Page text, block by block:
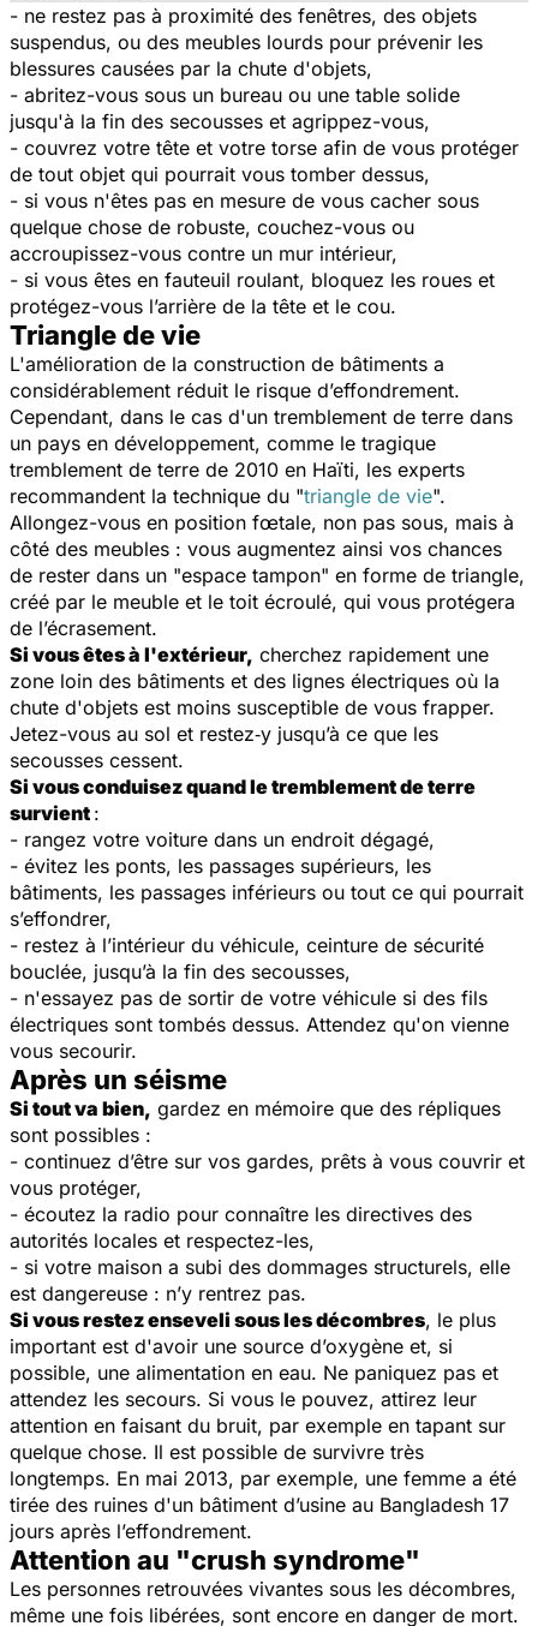
- ne restez pas à proximité des fenêtres, des objets
suspendus, ou des meubles lourds pour prévenir les
blessures causées par la chute d'objets,
- abritez-vous sous un bureau ou une table solide
jusqu'à la fin des secousses et agrippez-vous,
- couvrez votre tête et votre torse afin de vous protéger
de tout objet qui pourrait vous tomber dessus,
- si vous n'êtes pas en mesure de vous cacher sous
quelque chose de robuste, couchez-vous ou
accroupissez-vous contre un mur intérieur,
- si vous êtes en fauteuil roulant, bloquez les roues et
protégez-vous l’arrière de la tête et le cou.
Triangle de vie
L'amélioration de la construction de bâtiments a
considérablement réduit le risque d’effondrement.
Cependant, dans le cas d'un tremblement de terre dans
un pays en développement, comme le tragique
tremblement de terre de 2010 en Haïti, les experts
recommandent la technique du "triangle de vie".
Allongez-vous en position fœtale, non pas sous, mais à
côté des meubles : vous augmentez ainsi vos chances
de rester dans un "espace tampon" en forme de triangle,
créé par le meuble et le toit écroulé, qui vous protégera
de l’écrasement.
Si vous êtes à l'extérieur, cherchez rapidement une
zone loin des bâtiments et des lignes électriques où la
chute d'objets est moins susceptible de vous frapper.
Jetez-vous au sol et restez‑y jusqu’à ce que les
secousses cessent.
Si vous conduisez quand le tremblement de terre
survient :
- rangez votre voiture dans un endroit dégagé,
- évitez les ponts, les passages supérieurs, les
bâtiments, les passages inférieurs ou tout ce qui pourrait
s’effondrer,
- restez à l’intérieur du véhicule, ceinture de sécurité
bouclée, jusqu’à la fin des secousses,
- n'essayez pas de sortir de votre véhicule si des fils
électriques sont tombés dessus. Attendez qu'on vienne
vous secourir.
Après un séisme
Si tout va bien, gardez en mémoire que des répliques
sont possibles :
- continuez d’être sur vos gardes, prêts à vous couvrir et
vous protéger,
- écoutez la radio pour connaître les directives des
autorités locales et respectez-les,
- si votre maison a subi des dommages structurels, elle
est dangereuse : n’y rentrez pas.
Si vous restez enseveli sous les décombres, le plus
important est d'avoir une source d’oxygène et, si
possible, une alimentation en eau. Ne paniquez pas et
attendez les secours. Si vous le pouvez, attirez leur
attention en faisant du bruit, par exemple en tapant sur
quelque chose. Il est possible de survivre très
longtemps. En mai 2013, par exemple, une femme a été
tirée des ruines d'un bâtiment d’usine au Bangladesh 17
jours après l’effondrement.
Attention au "crush syndrome"
Les personnes retrouvées vivantes sous les décombres,
même une fois libérées, sont encore en danger de mort.